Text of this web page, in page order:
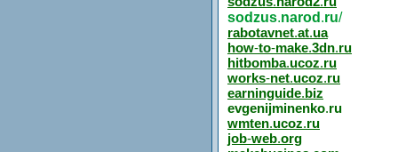
sodzus.narod.ru/
rabotavnet.at.ua
how-to-make.3dn.ru
hitbomba.ucoz.ru
works-net.ucoz.ru
earninguide.biz
evgenijminenko.ru
wmten.ucoz.ru
job-web.org